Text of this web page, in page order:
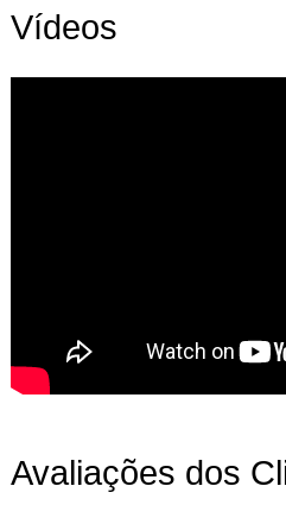
Vídeos
Avaliações dos